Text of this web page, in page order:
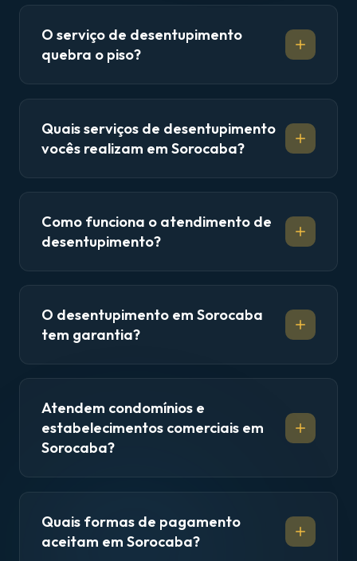
O serviço de desentupimento
quebra o piso?
Quais serviços de desentupimento
vocês realizam em Sorocaba?
Como funciona o atendimento de
desentupimento?
O desentupimento em Sorocaba
tem garantia?
Atendem condomínios e
estabelecimentos comerciais em
Sorocaba?
Quais formas de pagamento
aceitam em Sorocaba?